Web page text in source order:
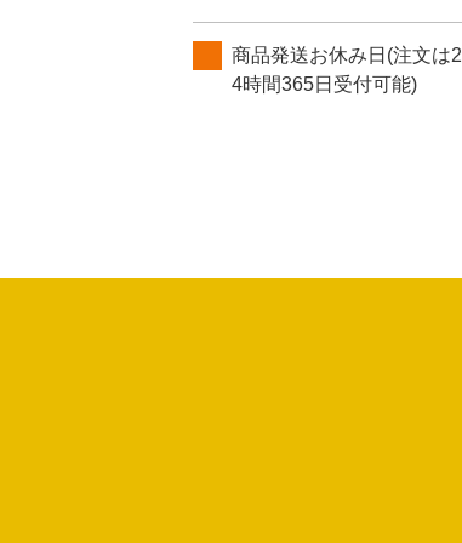
商品発送お休み日(注文は2
4時間365日受付可能)